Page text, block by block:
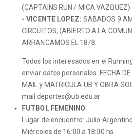
(CAPTAINS RUN / MICA VAZQUEZ)
- VICENTE LOPEZ: SABADOS 9
CIRCUITOS, (ABIERTO A LA
ARRANCAMOS EL 18/8.
Todos los interesados en el
enviar datos personales: FECHA DE
MAIL y MATRICULA UB Y OBRA
mail deportes@ub.edu.ar
FUTBOL FEMENINO
Lugar de encuentro: Julio
Miércoles de 16:00 a 18:00 hs.